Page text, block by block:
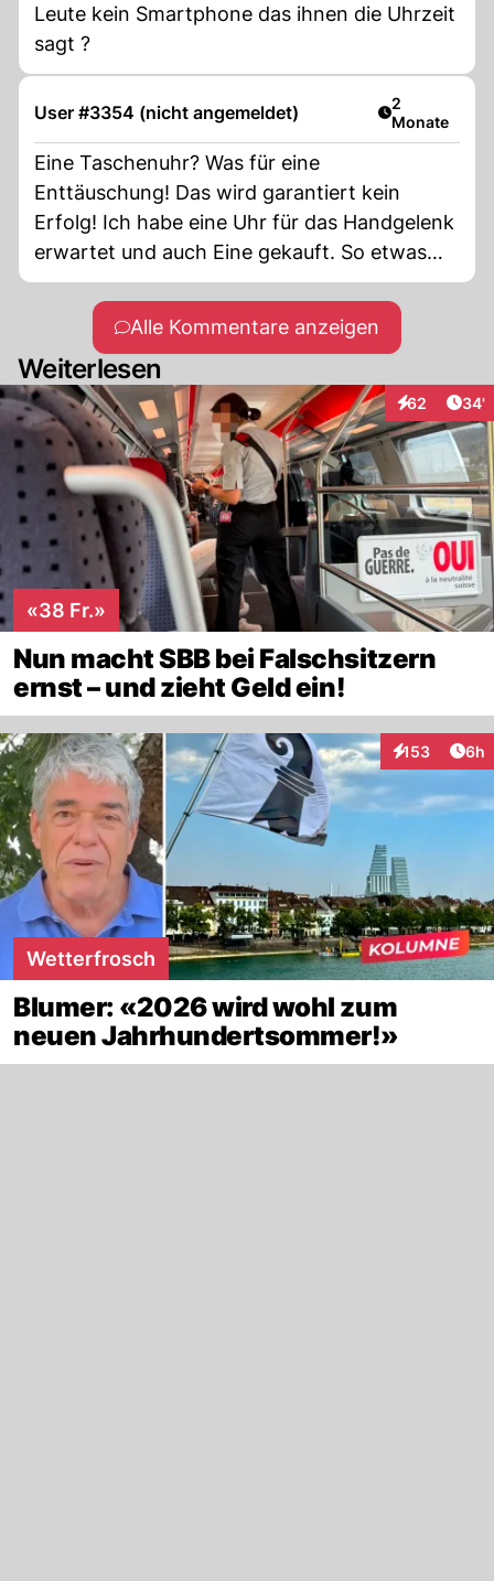
Leute kein Smartphone das ihnen die Uhrzeit
sagt ?
User #3354 (nicht angemeldet) Artikel
2
Monate
Eine Taschenuhr? Was für eine
Enttäuschung! Das wird garantiert kein
Erfolg! Ich habe eine Uhr für das Handgelenk
erwartet und auch Eine gekauft. So etwas
aber sicher nicht.
Alle Kommentare anzeigen
Weiterlesen
62
Interaktionen
34'
«38 Fr.»
Nun macht SBB bei Falschsitzern
ernst – und zieht Geld ein!
153
Interaktionen
6h
Wetterfrosch
Blumer: «2026 wird wohl zum
neuen Jahrhundertsommer!»